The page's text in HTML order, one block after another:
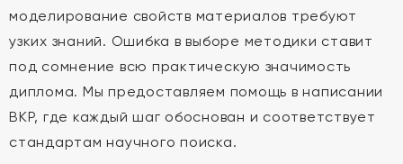
моделирование свойств материалов требуют
узких знаний. Ошибка в выборе методики ставит
под сомнение всю практическую значимость
диплома. Мы предоставляем помощь в написании
ВКР, где каждый шаг обоснован и соответствует
стандартам научного поиска.